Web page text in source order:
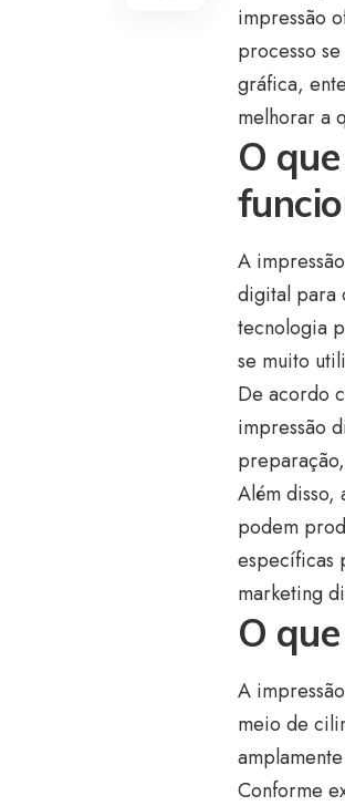
impressão
processo
gráfica,
melhorar a
O
A
digital para
tecnologia
se muito
De acordo
impressão
Além disso,
podem
específicas
marketing
O
A
meio de
Conforme